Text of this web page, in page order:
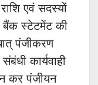
राशि एवं सदस्यों
स्टेटमेंट की
पंजीकरण
कार्यवाही
कर पंजीयन